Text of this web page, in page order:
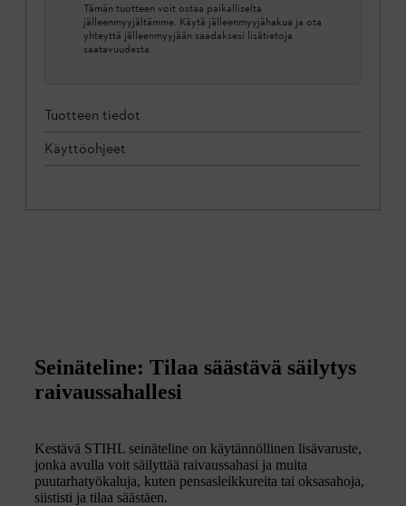
Tämän tuotteen voit ostaa paikalliselta
jälleenmyyjältämme. Käytä jälleenmyyjähakua ja ota
yhteyttä jälleenmyyjään saadaksesi lisätietoja
saatavuudesta.
Tuotteen tiedot
Käyttöohjeet
Seinäteline: Tilaa säästävä säilytys
raivaussahallesi
Kestävä STIHL seinäteline on käytännöllinen lisävaruste,
jonka avulla voit säilyttää raivaussahasi ja muita
puutarhatyökaluja, kuten pensasleikkureita tai oksasahoja,
siististi ja tilaa säästäen.